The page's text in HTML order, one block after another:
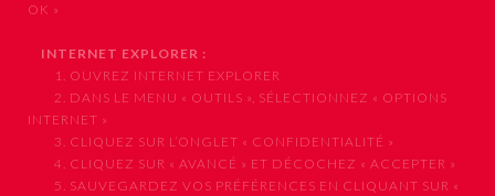
OK »
INTERNET EXPLORER :
1. OUVREZ INTERNET EXPLORER
2. DANS LE MENU « OUTILS », SÉLECTIONNEZ « OPTIONS
INTERNET »
3. CLIQUEZ SUR L’ONGLET « CONFIDENTIALITÉ »
4. CLIQUEZ SUR « AVANCÉ » ET DÉCOCHEZ « ACCEPTER »
5. SAUVEGARDEZ VOS PRÉFÉRENCES EN CLIQUANT SUR «